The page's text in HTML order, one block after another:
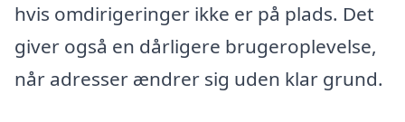
hvis omdirigeringer ikke er på plads. Det
giver også en dårligere brugeroplevelse,
når adresser ændrer sig uden klar grund.